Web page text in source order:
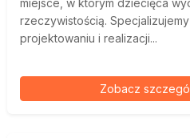
miejsce, w którym dziecięca
rzeczywistością.
projektowaniu i realizacji...
Zobacz